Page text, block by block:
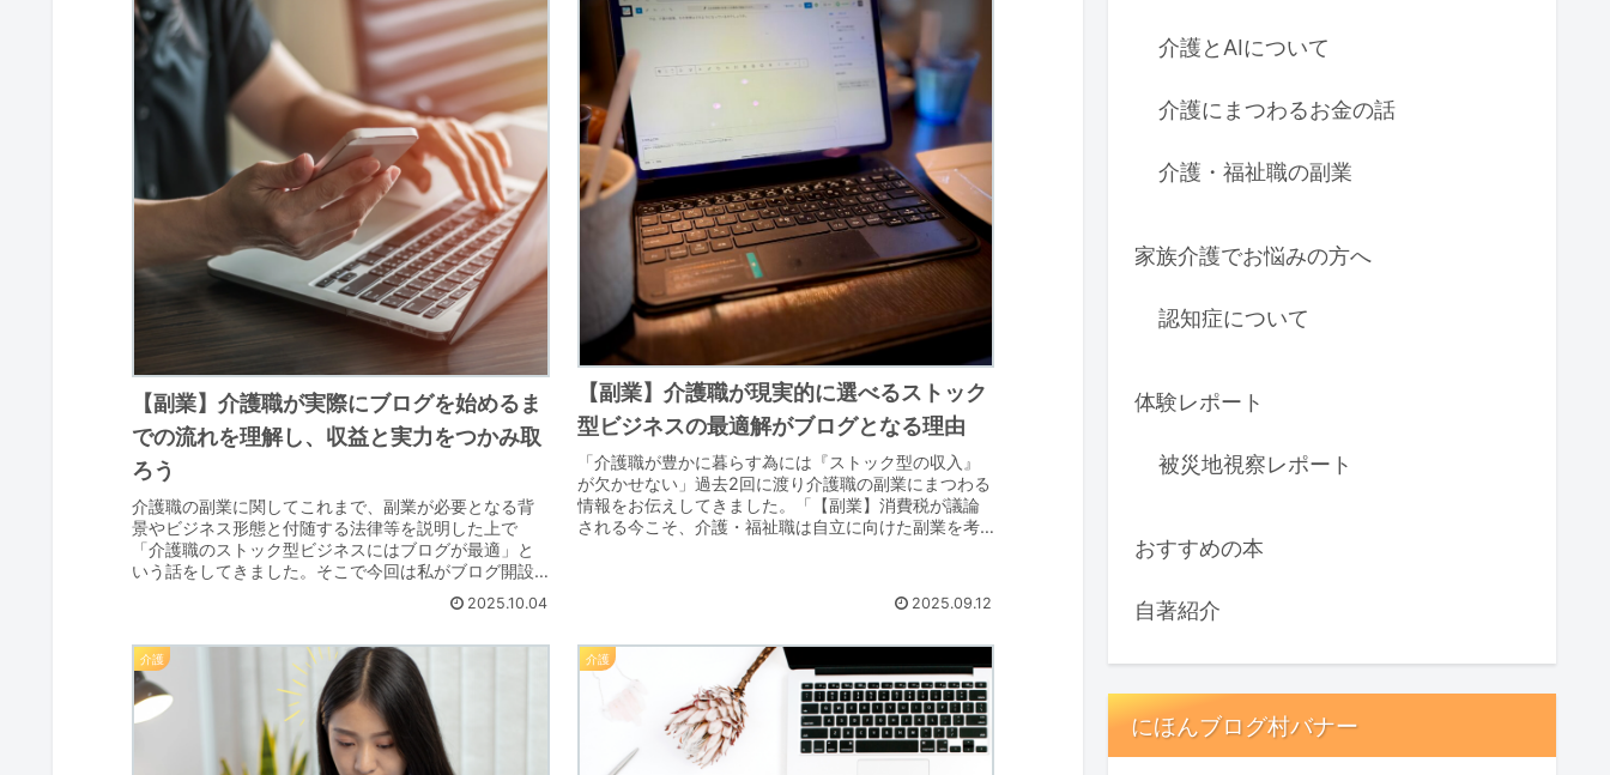
【副業】介護職が実際にブログを始めるま
での流れを理解し、収益と実力をつかみ取
ろう
介護職の副業に関してこれまで、副業が必要となる背
景やビジネス形態と付随する法律等を説明した上で
「介護職のストック型ビジネスにはブログが最適」と
いう話をしてきました。そこで今回は私がブログ開設
の際に参考にした著名ブロガー「ヒトデ」さんの書籍
2025.10.04
【副業】介護職が現実的に選べるストック
型ビジネスの最適解がブログとなる理由
「介護職が豊かに暮らす為には『ストック型の収入』
が欠かせない」過去2回に渡り介護職の副業にまつわる
情報をお伝えしてきました。「【副業】消費税が議論
される今こそ、介護・福祉職は自立に向けた副業を考
2025.09.12
介護 介護
介護とAIについて
介護にまつわるお金の話
介護・福祉職の副業
家族介護でお悩みの方へ
認知症について
体験レポート
被災地視察レポート
おすすめの本
自著紹介
にほんブログ村バナー